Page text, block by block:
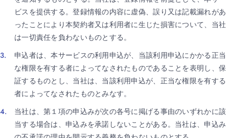
ビスを提供する。登録情報の内容に虚偽、誤り又は記載漏れがあ
ったことにより本契約者又は利用者に生じた損害について、当社
は一切責任を負わないものとする。
申込者は、本サービスの利用申込が、当該利用申込にかかる正当
な権限を有する者によってなされたものであることを表明し、保
証するものとし、当社は、当該利用申込が、正当な権限を有する
者によってなされたものとみなす。
当社は、第１項の申込みが次の各号に掲げる事由のいずれかに該
当する場合は、申込みを承諾しないことがある。当社は、申込み